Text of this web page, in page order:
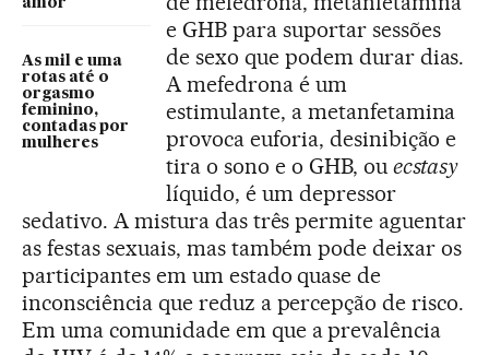
amor
As mil e uma
rotas até o
orgasmo
feminino,
contadas por
mulheres
e GHB para suportar sessões
de sexo que podem durar dias.
A mefedrona é um
estimulante, a metanfetamina
provoca euforia, desinibição e
tira o sono e o GHB, ou ecstasy
líquido, é um depressor
sedativo. A mistura das três permite aguentar
as festas sexuais, mas também pode deixar os
participantes em um estado quase de
inconsciência que reduz a percepção de risco.
Em uma comunidade em que a prevalência